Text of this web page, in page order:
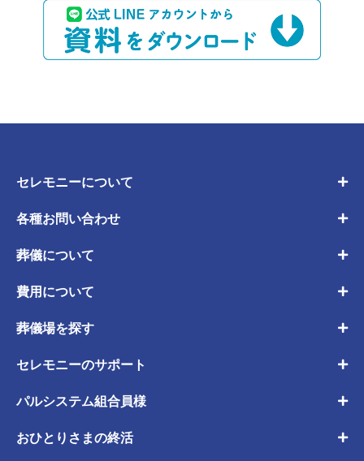
セレモニーについて
各種お問い合わせ
葬儀について
費用について
葬儀場を探す
セレモニーのサポート
パルシステム組合員様
おひとりさまの終活